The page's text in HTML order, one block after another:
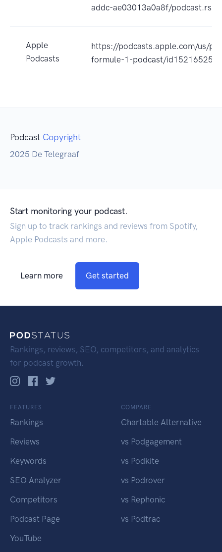
addc-ae03013a0a8f/podcast.rss
Apple
Podcasts
https://podcasts.apple.com/us/
formule-1-podcast/
Podcast Copyright
2025 De Telegraaf
Start monitoring your podcast.
Sign up to track rankings and reviews from Spotify,
Apple Podcasts and more.
Learn more Get started
Rankings, reviews, SEO, competitors, and analytics
for podcast growth.
FEATURES
Rankings
Reviews
Keywords
SEO Analyzer
Competitors
Podcast Page
YouTube
COMPARE
Chartable Alternative
vs Podgagement
vs Podkite
vs Podrover
vs Rephonic
vs Podtrac